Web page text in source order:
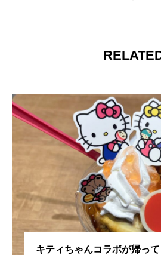
暑い季節にぴったりな新商